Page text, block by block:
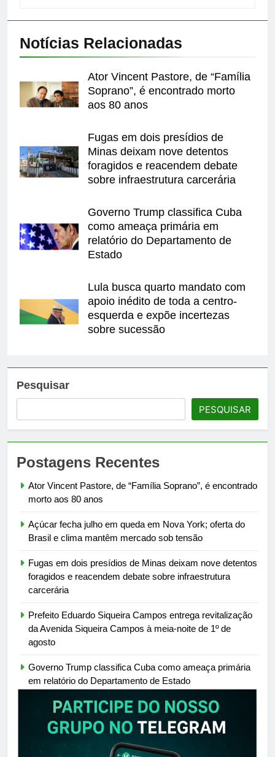
Notícias Relacionadas
Ator Vincent Pastore, de “Família
Soprano”, é encontrado morto
aos 80 anos
Fugas em dois presídios de
Minas deixam nove detentos
foragidos e reacendem debate
sobre infraestrutura carcerária
Governo Trump classifica Cuba
como ameaça primária em
relatório do Departamento de
Estado
Lula busca quarto mandato com
apoio inédito de toda a centro-
esquerda e expõe incertezas
sobre sucessão
Pesquisar
PESQUISAR
Postagens Recentes
Ator Vincent Pastore, de “Família Soprano”, é encontrado
morto aos 80 anos
Açúcar fecha julho em queda em Nova York; oferta do
Brasil e clima mantêm mercado sob tensão
Fugas em dois presídios de Minas deixam nove detentos
foragidos e reacendem debate sobre infraestrutura
carcerária
Prefeito Eduardo Siqueira Campos entrega revitalização
da Avenida Siqueira Campos à meia-noite de 1º de
agosto
Governo Trump classifica Cuba como ameaça primária
em relatório do Departamento de Estado